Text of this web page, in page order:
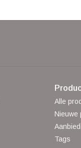
Alle
Nieuwe
Tags